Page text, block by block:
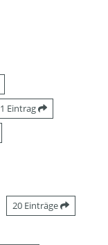
1 Eintrag
20 Einträge